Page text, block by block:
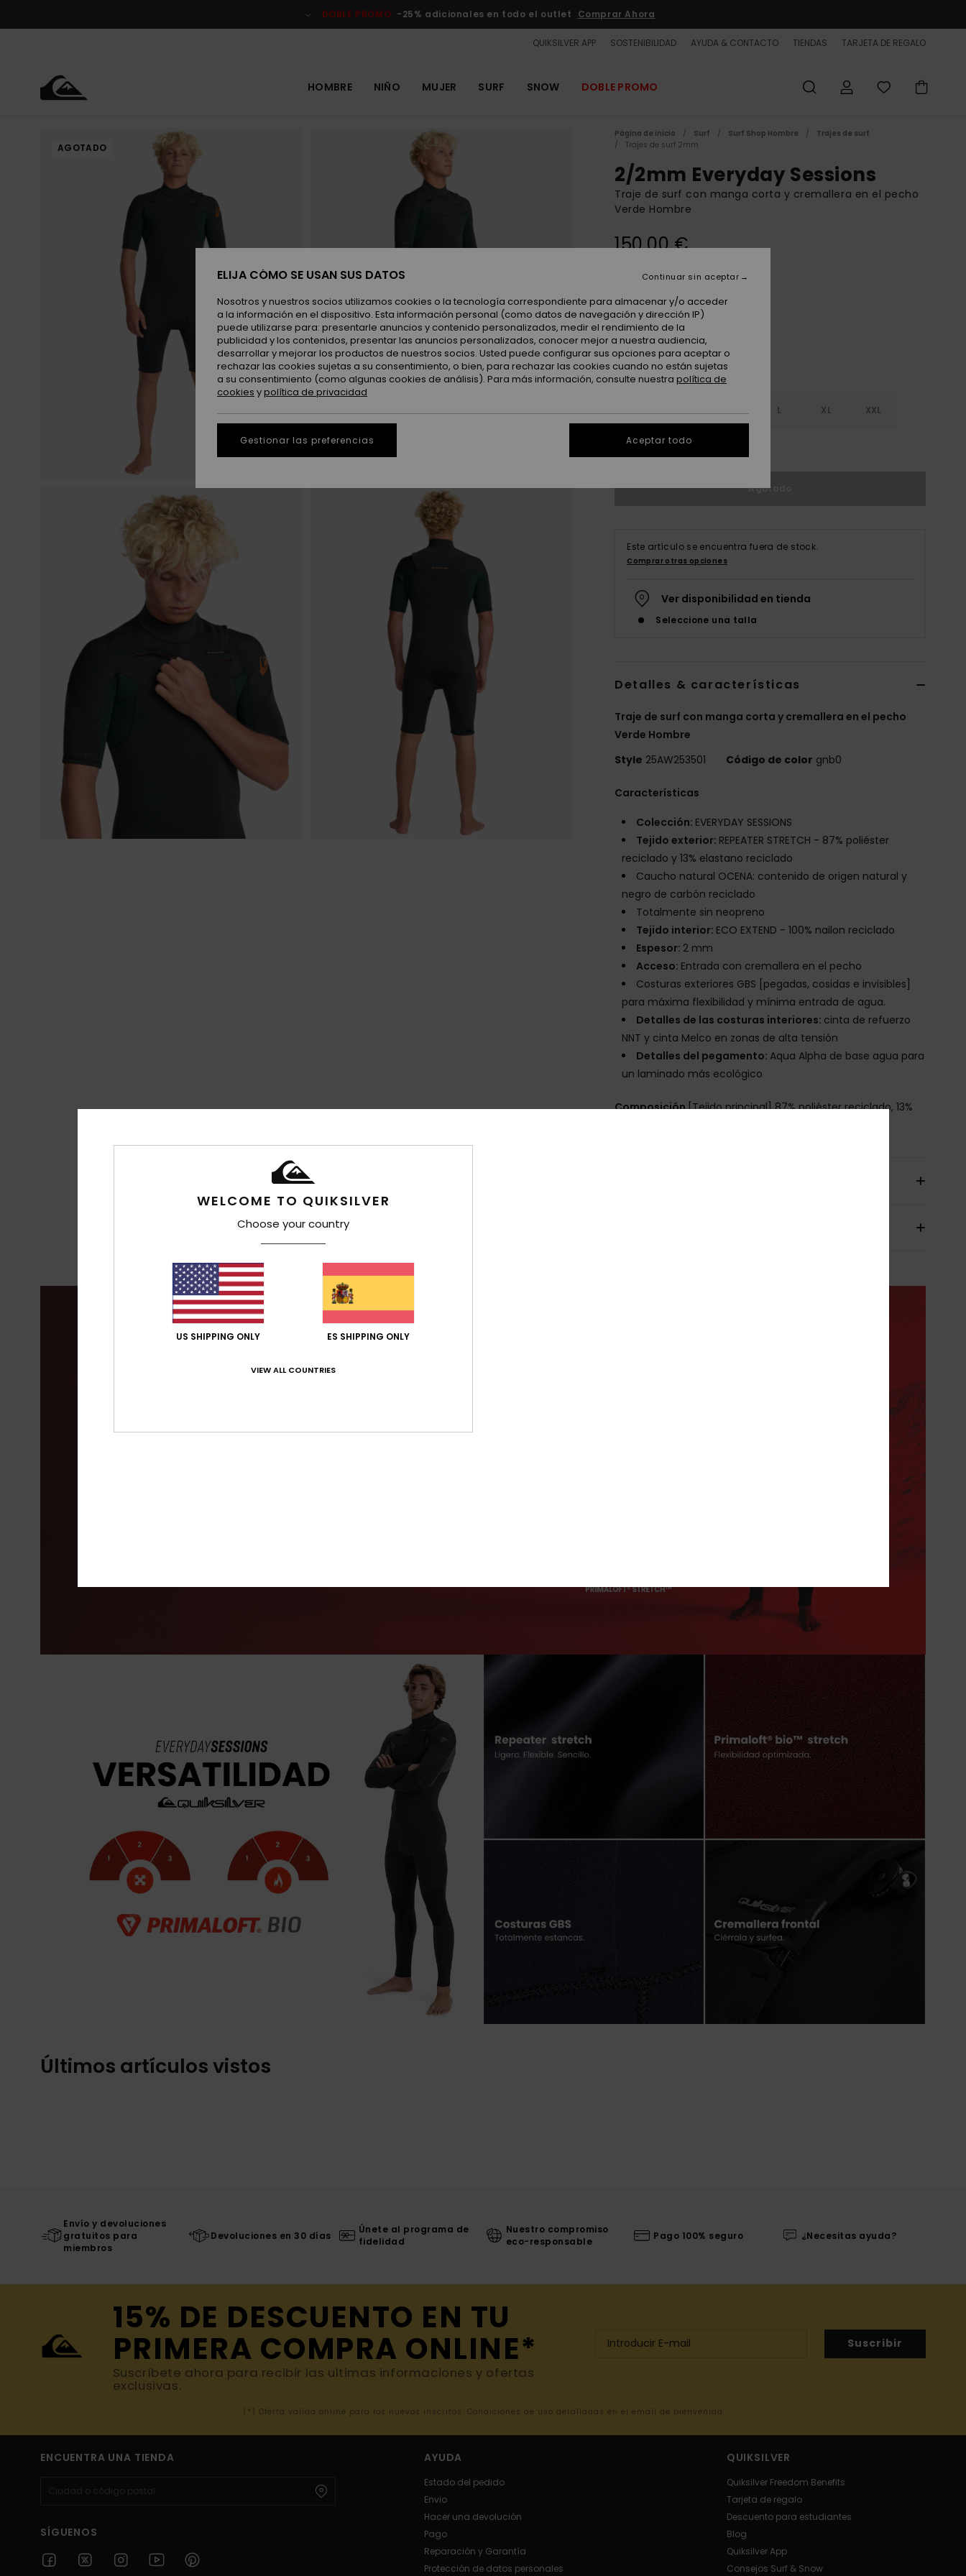
del
DOBLE PROMO -25% adicionales en todo el outlet Comprar Ahora
QUIKSILVER APP SOSTENIBILIDAD AYUDA & CONTACTO TIENDAS TARJETA DE REGALO
HOMBRE NIÑO MUJER SURF SNOW DOBLE PROMO
AGOTADO
Página de inicio Surf Surf Shop Hombre
Trajes de surf
Trajes de surf 2mm
2/2mm Everyday Sessions
Traje de surf con manga corta y cremallera en el pecho
Verde Hombre
150,00 €
L XL XXL
Ver guía de tallas
Agotado
Este artículo se encuentra fuera de stock.
Comprar otras opciones
Ver disponibilidad en tienda
Seleccione una talla
Detalles & características
Traje de surf con manga corta y cremallera en el pecho
Verde Hombre
Style 25AW253501 Código de color gnb0
Características
Colección: EVERYDAY SESSIONS
Tejido exterior: REPEATER STRETCH - 87% poliéster
reciclado y 13% elastano reciclado
Caucho natural OCENA: contenido de origen natural y
negro de carbón reciclado
Totalmente sin neopreno
Tejido interior: ECO EXTEND - 100% nailon reciclado
Espesor: 2 mm
Acceso: Entrada con cremallera en el pecho
Costuras exteriores GBS [pegadas, cosidas e invisibles]
para máxima flexibilidad y mínima entrada de agua.
Detalles de las costuras interiores: cinta de refuerzo
NNT y cinta Melco en zonas de alta tensión
Detalles del pegamento: Aqua Alpha de base agua para
un laminado más ecológico
Composición[Tejido principal] 87% poliéster reciclado, 13%
Últimos artículos vistos
Envío y devoluciones
gratuitos para
miembros
Devoluciones en 30 días
Únete al programa de
fidelidad
Nuestro compromiso
eco-responsable
Pago 100% seguro ¿Necesitas ayuda?
15% DE DESCUENTO EN TU
PRIMERA COMPRA ONLINE*
Suscríbete ahora para recibir las ultimas informaciones y ofertas
exclusivas.
Suscribir
(*) Oferta valida online para los nuevos inscritos. Condiciones de uso detalladas en el email de bienvenida
ENCUENTRA UNA TIENDA
SÍGUENOS
AYUDA
Estado del pedido
Envio
Hacer una devolución
Pago
Reparación y Garantía
Protección de datos personales
QUIKSILVER
Quiksilver Freedom Benefits
Tarjeta de regalo
Descuento para estudiantes
Blog
Quiksilver App
Consejos Surf & Snow
WELCOME TO QUIKSILVER
Choose your country
US SHIPPING ONLY ES SHIPPING ONLY
VIEW ALL COUNTRIES
ELIJA CÓMO SE USAN SUS DATOS
Nosotros y nuestros socios utilizamos cookies o la tecnología correspondiente para almacenar y/o acceder
a la información en el dispositivo. Esta información personal (como datos de navegación y dirección IP)
puede utilizarse para: presentarle anuncios y contenido personalizados, medir el rendimiento de la
publicidad y los contenidos, presentar las anuncios personalizados, conocer mejor a nuestra audiencia,
desarrollar y mejorar los productos de nuestros socios. Usted puede configurar sus opciones para aceptar o
rechazar las cookies sujetas a su consentimiento, o bien, para rechazar las cookies cuando no están sujetas
a su consentimiento (como algunas cookies de análisis). Para más información, consulte nuestra política de
cookies ypolítica de privacidad
Gestionar las preferencias
Continuar sin aceptar
Aceptar todo